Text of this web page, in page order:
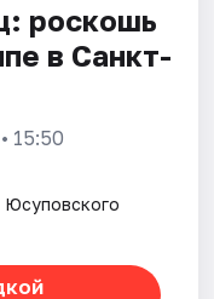
роскошь
в Санкт-
15:50